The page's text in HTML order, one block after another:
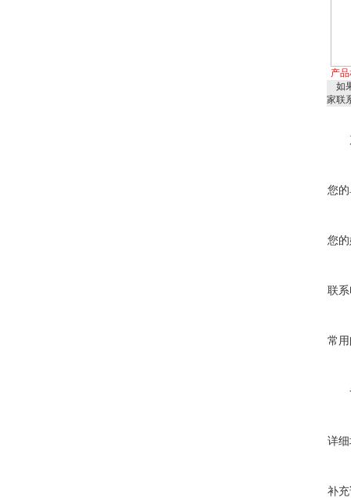
产
如
家联
您
您
联
常
详
补